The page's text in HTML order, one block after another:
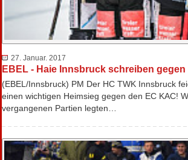
27. Januar. 2017
EBEL - Haie Innsbruck schreiben
(EBEL/Innsbruck) PM Der HC TWK Innsbruck
einen wichtigen Heimsieg gegen den EC KAC!
vergangenen Partien legten…